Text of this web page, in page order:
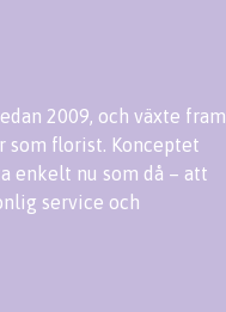
2009, och växte fram
som florist. Konceptet
enkelt nu som då – att
service och